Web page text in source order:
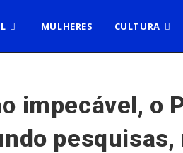
MULHERES CULTURA
impecável, o